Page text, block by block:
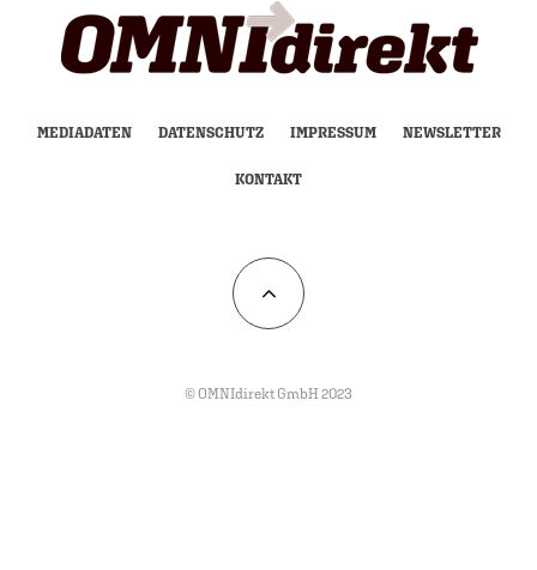
MEDIADATEN DATENSCHUTZ IMPRESSUM NEWSLETTER
KONTAKT
© OMNIdirekt GmbH 2023